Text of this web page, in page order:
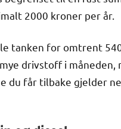
2000 kroner per år.
tanken for omtrent
drivstoff i
du får tilbake gjelder